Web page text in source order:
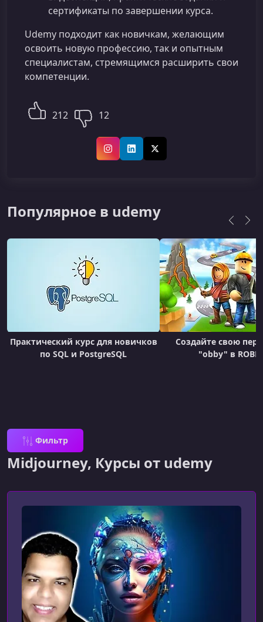
сертификаты по завершении курса.
Udemy подходит как новичкам, желающим
освоить новую профессию, так и опытным
специалистам, стремящимся расширить свои
компетенции.
212 12
InstagramLinkedInX (Twitter)
Популярное в udemy
Практический курс для новичков
по SQL и PostgreSQL
Создайте свою
"obby" в
Фильтр
Midjourney, Курсы от udemy